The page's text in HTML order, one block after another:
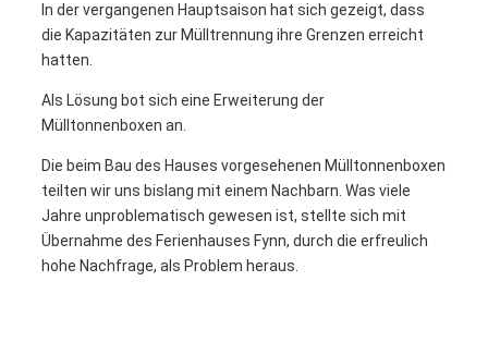
In der vergangenen Hauptsaison hat sich gezeigt, dass
die Kapazitäten zur Mülltrennung ihre Grenzen erreicht
hatten.
Als Lösung bot sich eine Erweiterung der
Mülltonnenboxen an.
Die beim Bau des Hauses vorgesehenen Mülltonnenboxen
teilten wir uns bislang mit einem Nachbarn. Was viele
Jahre unproblematisch gewesen ist, stellte sich mit
Übernahme des Ferienhauses Fynn, durch die erfreulich
hohe Nachfrage, als Problem heraus.